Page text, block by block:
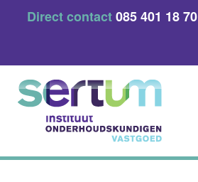
Direct contact085 401 18 70